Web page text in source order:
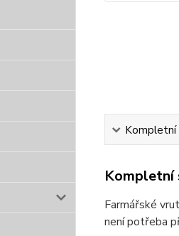
Kompletní
Kompletní
Farmářské
není potřeba